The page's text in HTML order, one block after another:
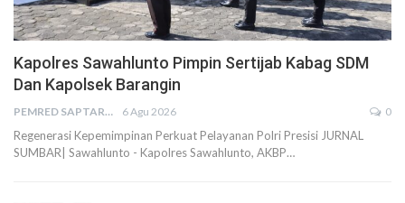
Kapolres Sawahlunto Pimpin Sertijab Kabag SDM
Dan Kapolsek Barangin
PEMRED SAPTARIUS 6 Agu 2026 0
Regenerasi Kepemimpinan Perkuat Pelayanan Polri Presisi JURNAL
SUMBAR| Sawahlunto - Kapolres Sawahlunto, AKBP…